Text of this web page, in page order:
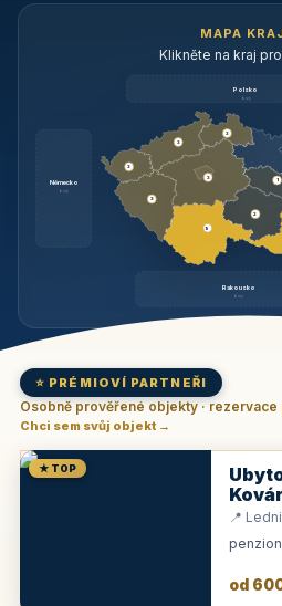
MAPA
Klikněte na kraj
Polsko
brzy
Německo
brzy
Rakousko
brzy
3
9
3
3
3
3
1
2
⭐ PRÉMIOVÍ PARTNEŘI
Osobně prověřené objekty ·
Chci sem svůj objekt →
★ TOP
📍
penzion
od